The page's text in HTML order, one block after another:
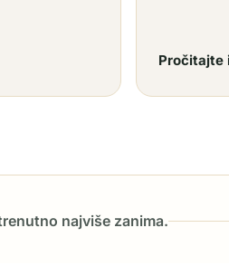
Pročitajte
najviše zanima.